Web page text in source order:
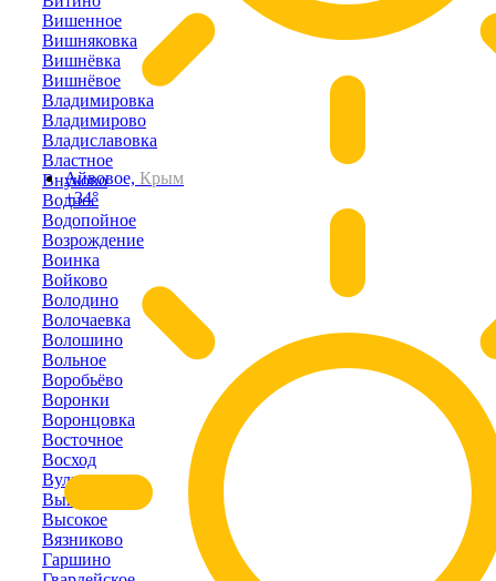
Айвовое, Крым
+34°
Вишенное
Вишняковка
Вишнёвка
Вишнёвое
Владимировка
Владимирово
Владиславовка
Властное
Внуково
Водное
Водопойное
Возрождение
Воинка
Войково
Володино
Волочаевка
Волошино
Вольное
Воробьёво
Воронки
Воронцовка
Восточное
Восход
Вулкановка
Выпасное
Высокое
Вязниково
Гаршино